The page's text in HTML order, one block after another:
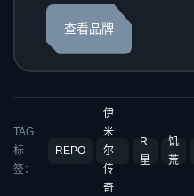
查看品牌
TAG
标
签：
REPO
伊
米
尔
传
奇
R
星
饥
荒